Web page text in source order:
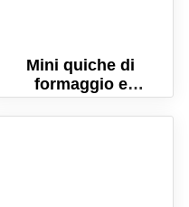
Mini quiche di
formaggio e
cotechino. La ricetta
per un finger food